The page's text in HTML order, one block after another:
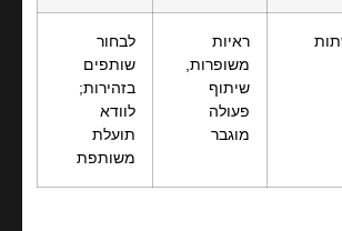
ראיות
משופרות,
שיתוף
פעולה
מוגבר
לבחור
שותפים
בזהירות;
לוודא
תועלת
משותפת